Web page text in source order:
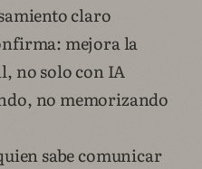
claro
mejora la
no solo con IA
no memorizando
sabe comunicar